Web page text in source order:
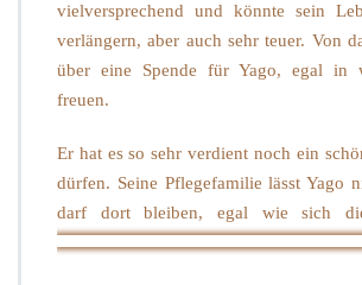
vielversprechend und könnte sein
verlängern, aber auch sehr teuer. Von
über eine Spende für Yago, egal in
freuen.
Er hat es so sehr verdient noch ein
dürfen. Seine Pflegefamilie lässt Yago
darf dort bleiben, egal wie sich